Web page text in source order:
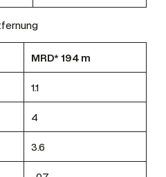
MRD* 194 m
1.1
4
3.6